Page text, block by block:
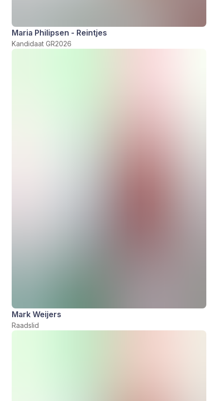
Maria Philipsen - Reintjes
Kandidaat GR2026
Mark Weijers
Raadslid